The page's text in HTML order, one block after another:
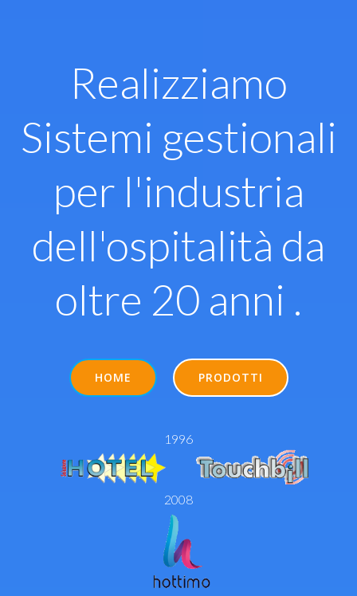
Realizziamo
Sistemi gestionali
per l'industria
dell'ospitalità da
oltre 20 anni .
HOME PRODOTTI
1996
2008